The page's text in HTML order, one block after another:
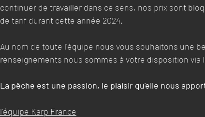
continuer de travailler dans ce sens, nos prix sont
de tarif durant cette année 2024.
Au nom de toute l'équipe nous vous souhaitons une
renseignements nous sommes à votre disposition
La pêche est une passion, le plaisir qu'elle nous
l'équipe Karp France